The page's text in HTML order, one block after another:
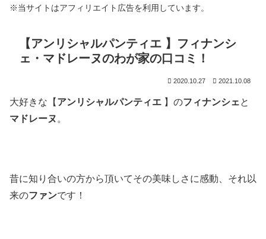
※当サイトはアフィリエイト広告を利用しています。
【アンリシャルパンティエ 】フィナンシ
ェ・マドレーヌのわが家の口コミ！
2020.10.27 2021.10.08
大好きな【 アンリシャルパンティエ 】のフィナンシェと
マドレーヌ。
昔に知り合いの方から頂いてその美味しさに感動、それ以
来のファンです！